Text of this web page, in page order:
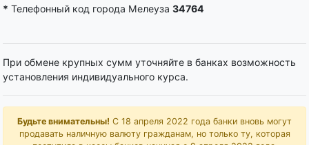
* Телефонный код города Мелеуза 34764
При обмене крупных сумм уточняйте в банках возможность
установления индивидуального курса.
Будьте внимательны! С 18 апреля 2022 года банки вновь могут
продавать наличную валюту гражданам, но только ту, которая